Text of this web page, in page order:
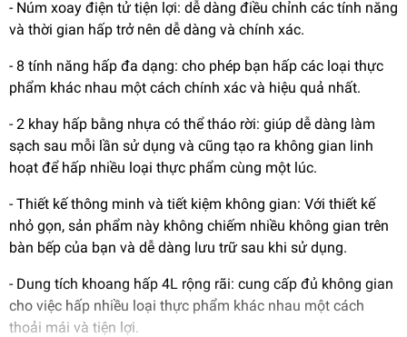
- Núm xoay điện tử tiện lợi: dễ dàng điều chỉnh các tính năng
và thời gian hấp trở nên dễ dàng và chính xác.
- 8 tính năng hấp đa dạng: cho phép bạn hấp các loại thực
phẩm khác nhau một cách chính xác và hiệu quả nhất.
- 2 khay hấp bằng nhựa có thể tháo rời: giúp dễ dàng làm
sạch sau mỗi lần sử dụng và cũng tạo ra không gian linh
hoạt để hấp nhiều loại thực phẩm cùng một lúc.
- Thiết kế thông minh và tiết kiệm không gian: Với thiết kế
nhỏ gọn, sản phẩm này không chiếm nhiều không gian trên
bàn bếp của bạn và dễ dàng lưu trữ sau khi sử dụng.
- Dung tích khoang hấp 4L rộng rãi: cung cấp đủ không gian
cho việc hấp nhiều loại thực phẩm khác nhau một cách
thoải mái và tiện lợi.